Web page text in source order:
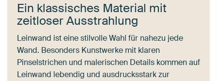
Ein klassisches Material mit
zeitloser Ausstrahlung
Leinwand ist eine stilvolle Wahl für nahezu jede
Wand. Besonders Kunstwerke mit klaren
Pinselstrichen und malerischen Details kommen auf
Leinwand lebendig und ausdrucksstark zur